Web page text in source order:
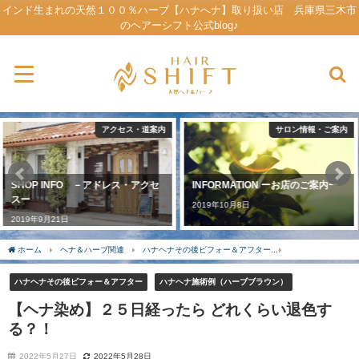
インド生まれの天然１００％ハーブ【ハナへナ】取り扱い店 兵庫県三木市
のヘアーシフト公式blog♪
サロン情報・ご案内
INFORMATION ーお店のご案内ー
2019年10月8日
ご予約方法
公式LINEアカウントの利用方法
～ゲストさんに活用してほしい～
2019年10月6日
ホーム ヘナ＆ハーブ関連 ハナヘナその後ビフォー＆アフター
ハナヘナその後ビフォー＆アフター ハナヘナ施術例（ハーブブラウン）
【ヘナ染め】２５日経ったら どれくらい退色す
る？！
2022年5月27日 2022年5月28日